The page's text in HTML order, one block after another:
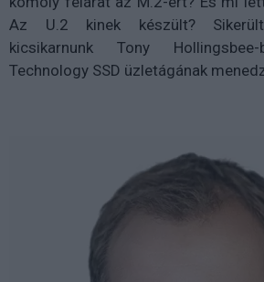
Az U.2 kinek készült?
kicsikarnunk Tony
Technology SSD üzletágának